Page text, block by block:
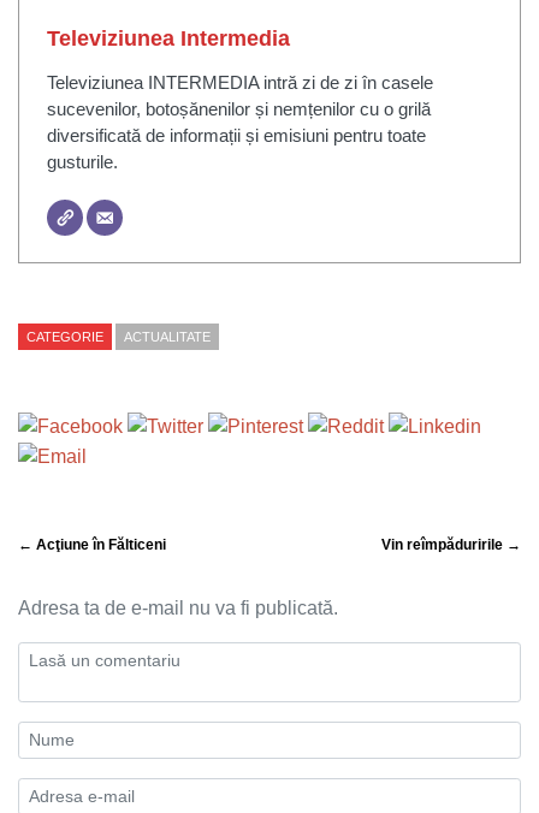
Televiziunea Intermedia
Televiziunea INTERMEDIA intră zi de zi în casele
sucevenilor, botoșănenilor și nemțenilor cu o grilă
diversificată de informații și emisiuni pentru toate
gusturile.
CATEGORIE ACTUALITATE
← Acţiune în Fălticeni Vin reîmpăduririle →
Adresa ta de e-mail nu va fi publicată.